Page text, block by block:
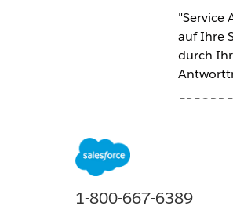
"Service
auf Ihre
durch
1-800-667-6389